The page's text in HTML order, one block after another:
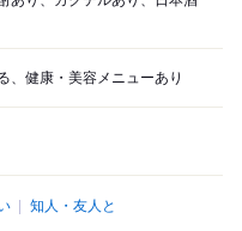
、健康・美容メニューあり
知人・友人と